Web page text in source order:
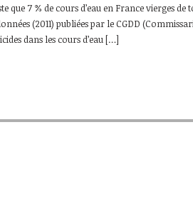
que 7 % de cours d’eau en France vierges de
(2011) publiées par le CGDD
dans les cours d’eau […]